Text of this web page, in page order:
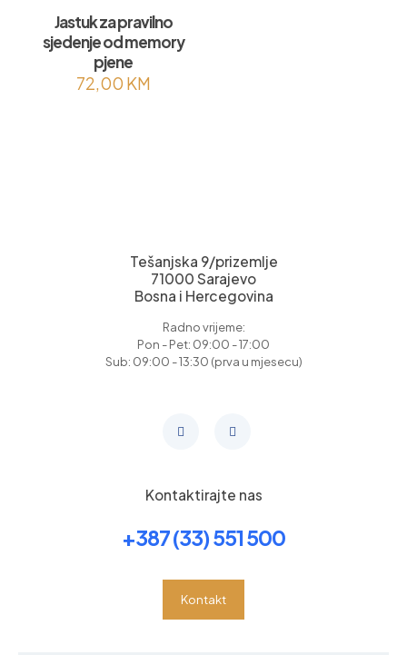
Jastuk za pravilno
sjedenje od memory
pjene
72,00 KM
Tešanjska 9/prizemlje
71000 Sarajevo
Bosna i Hercegovina
Radno vrijeme:
Pon - Pet: 09:00 - 17:00
Sub: 09:00 - 13:30 (prva u mjesecu)
Kontaktirajte nas
+387 (33) 551 500
Kontakt